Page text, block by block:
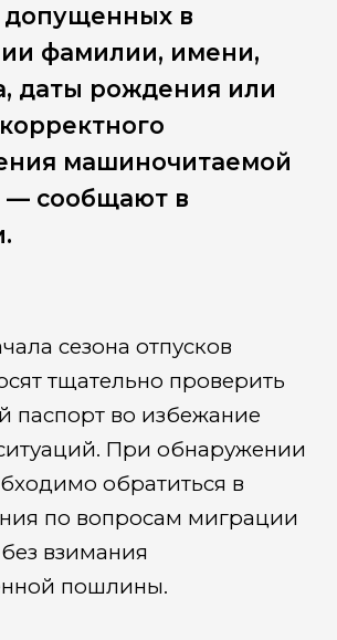
в
фамилии, имени,
даты рождения или
машиночитаемой
— сообщают в
сезона отпусков
тщательно проверить
паспорт во избежание
При обнаружении
обратиться в
по вопросам миграции
взимания
пошлины.